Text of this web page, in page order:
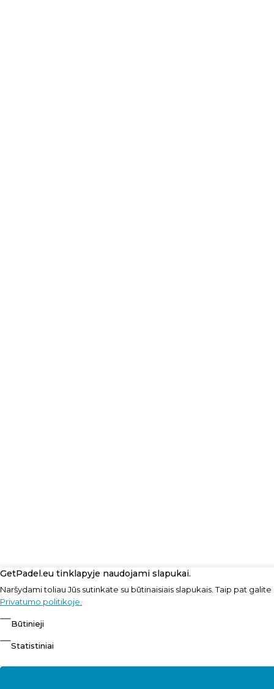
GetPadel.eu tinklapyje naudojami slapukai.
Naršydami toliau Jūs sutinkate su būtinaisiais slapukais. Taip pat
Privatumo politikoje.
Būtinieji
Statistiniai